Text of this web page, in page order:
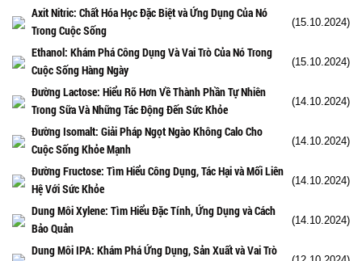
Axit Nitric: Chất Hóa Học Đặc Biệt và Ứng Dụng Của Nó
Trong Cuộc Sống
(15.10.2024)
Ethanol: Khám Phá Công Dụng Và Vai Trò Của Nó Trong
Cuộc Sống Hàng Ngày
(15.10.2024)
Đường Lactose: Hiểu Rõ Hơn Về Thành Phần Tự Nhiên
Trong Sữa Và Những Tác Động Đến Sức Khỏe
(14.10.2024)
Đường Isomalt: Giải Pháp Ngọt Ngào Không Calo Cho
Cuộc Sống Khỏe Mạnh
(14.10.2024)
Đường Fructose: Tìm Hiểu Công Dụng, Tác Hại và Mối Liên
Hệ Với Sức Khỏe
(14.10.2024)
Dung Môi Xylene: Tìm Hiểu Đặc Tính, Ứng Dụng và Cách
Bảo Quản
(14.10.2024)
Dung Môi IPA: Khám Phá Ứng Dụng, Sản Xuất và Vai Trò